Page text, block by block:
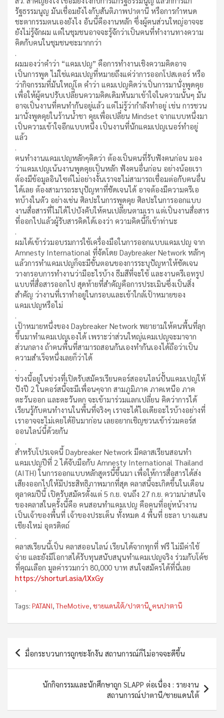
รัฐธรรมนูญ มันเชื่อมยังไงกับสันติภาพปาตานี หรือการกำหนด
ชะตากรรมตนเองยังไง อันนี้คืองานหลัก ซึ่งผู้ฅนส่วนใหญ่อาจจะ
ยังไม่รู้จักผม แต่ในชุมชนอาจจะรู้จักว่าเป็นฅนที่ทำงานทางความ
คิดกับคนในชุมชนซะมากกว่า
.
ผมมองว่าคําว่า “แคมเปญ” คือการทำงานเชิงความคิดอาจ
เป็นการพูด ไม่ใช่แคมเปญที่หมายถึงแค่ว่าการออกโปสเตอร์ หรือ
ว่ากิจกรรมที่มันใหญ่โต คําว่า แคมเปญคิดว่าเป็นการมานั่งพูดคุย
เพื่อให้ผู้ฅนปรับเปลี่ยนความคิดเดิมหันมาเข้าใจในความนั้นๆ มัน
อาจเป็นงานที่ฅนทำกันอยู่แล้ว แต่ไม่รู้ว่ากำลังทำอยู่ เช่น การชวน
มานั่งพูดคุยในร้านน้ำชา คุยเพื่อเปลี่ยน Mindset จากแบบหนึ่งมา
เป็นความเข้าใจอีกแบบหนึ่ง เป็นงานที่นักแคมเปญเนอร์ทำอยู่
แล้ว
.
ฅนทำงานแคมเปญหลักๆคิดว่า ต้องเป็นฅนที่รับฟังฅนก่อน มอง
ว่าแคมเปญเน้นงานพูดคุยเป็นหลัก ฟังฅนอื่นก่อน อย่างน้อยเรา
ต้องมีข้อมูลอินไซต์ไม่อย่างงั้นเราจะไม่สามารถเชื่อมต่อกับฅนอื่น
ได้เลย ต้องสามารถระบุปัญหาที่ชัดเจนได้ อาจต้องมีความครีเอ
ทบ้างในตัว อย่างเช่น ศิลปะในการพูดคุย ศิลปะในการออกแบบ
งานสื่อสารที่ไม่ได้ไปบังคับให้ฅนเปลี่ยนตามเรา แต่เป็นงานสื่อสาร
ที่ออกไปแล้วผู้รับสารคิดได้เองว่า ความคิดนี้ก็เข้าท่านะ
.
ผมได้เข้าร่วมอบรมการใช้เครื่องมือในการออกแบบแคมเปญ จาก
Amnesty International ที่จัดโดย Daybreaker Network หลักๆ
แล้วการทำแคมเปญก็จะมีขั้นตอนของการระบุปัญหาให้ชัดเจน
วางกรอบการทำงานว่ามีอะไรบ้าง ธีมสีที่จะใช้ และงานครีเอทรูป
แบบที่สื่อสารออกไป สุดท้ายที่สำคัญคือการประเมินซึ่งเป็นสิ่ง
สำคัญ ว่างานที่เราทำอยู่ในกรอบและเข้าใกล้เป้าหมายของ
แคมเปญหรือไม่
.
เป้าหมายหนึ่งของ Daybreaker Network พยายามให้ฅนพื้นที่ลุก
ขึ้นมาทำแคมเปญเองได้ เพราะว่าส่วนใหญ่แคมเปญจะมาจาก
ส่วนกลาง ถ้าฅนพื้นที่สามารถสอนกันเองทำกันเองได้ถือว่าเป็น
ความสำเร็จหนึ่งเลยก็ว่าได้
.
ช่วงนี้อยู่ในช่วงที่เปิดรับสมัครเรียนคอร์สออนไลน์ปั้นแคมเปญให้
ปังปี 2 ในคอร์สนี้จะมีเพื่อนๆจาก สามภูมิภาค ภาคเหนือ ภาค
ตะวันออก และตะวันตก จะเข้ามาร่วมแลกเปลี่ยน คิดว่าการได้
เรียนรู้กับฅนทำงานในพื้นที่จริงๆ เราจะได้ไอเดียอะไรบ้างอย่างที่
เราอาจจะไม่เคยได้ยินมาก่อน เลยอยากเชิญชวนเข้าร่วมคอร์ส
ออนไลน์นี้ด้วยกัน
.
สำหรับโปรเจคนี้ Daybreaker Network มีคลาสเรียนสอนทำ
แคมเปญปีที่ 2 ได้จับมือกับ Amnesty International Thailand
(AITH) ในการออกแบบหลักสูตรนี้ขึ้นมา เพื่อให้การสื่อสารได้ส่ง
เสียงออกไปให้มีประสิทธิภาพมากที่สุด คลาสนี้จะเกิดขึ้นในเดือน
ตุลาคมปีนี้ เปิดรับสมัครตั้งแต่ 5 ก.ย. จนถึง 27 ก.ย. ความน่าสนใจ
ของคลาสในครั้งนี้คือ คนสอนทำแคมเปญ คือคนที่อยู่หน้างาน
เป็นเจ้าของพื้นที่ เจ้าของประเด็น ทั้งหมด 4 พื้นที่ ยะลา บางแสน
เชียงใหม่ อุตรดิตถ์
.
คลาสเรียนนี้เป็น คลาสออนไลน์ เรียนได้จากทุกที่ ฟรี ไม่มีค่าใช้
จ่าย และยังมีโอกาสได้รับทุนสนับสนุนทำแคมเปญจริง ร่วมกับโค้ช
ที่คุณเลือก มูลค่ารวมกว่า 80,000 บาท สนใจสมัครได้ที่นี่เลย
https://shorturl.asia/lXxGy
.
Tags: PATANI,TheMotive, ชายแดนใต้/ปาตานี, ูฅนปาตานี
Post
navigation
มื่อกระบวนการถูกชะงักงัน สถานการณ์ก็ไม่อาจจะดีขึ้น
นักกิจกรรมและนักศึกษาถูก SLAPP ต่อเนื่อง : รายงาน
สถานการณ์ปาตานี/ชายแดนใต้